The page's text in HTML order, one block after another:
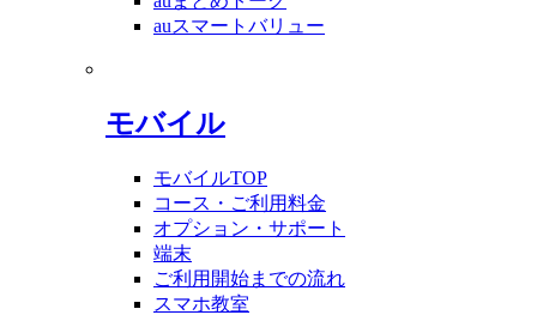
auスマートバリュー
モバイル
モバイルTOP
コース・ご利用料金
オプション・サポート
端末
ご利用開始までの流れ
スマホ教室